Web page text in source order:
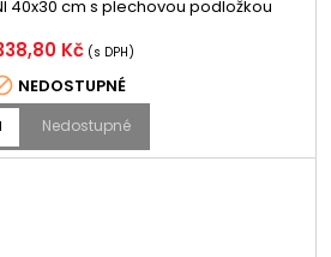
40x30 cm s plechovou podložkou
Kč (s DPH)
NEDOSTUPNÉ
Nedostupné